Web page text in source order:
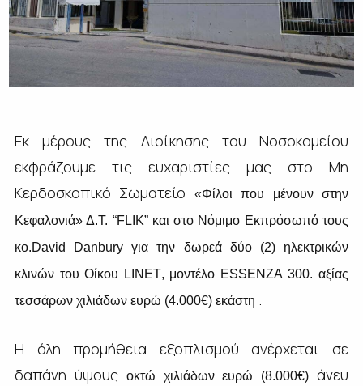
Εκ μέρους της Διοίκησης του Νοσοκομείου
εκφράζουμε τις ευχαριστίες μας στο Μη
Κερδοσκοπικό Σωματείο
«Φίλοι που μένουν στην
Κεφαλονιά» Δ.Τ. “FLIK” και στο Νόμιμο Εκπρόσωπό τους
κο.David Danbury για την δωρεά δύο (2) ηλεκτρικών
κλινών του Οίκου
LINET, μοντέλο ESSENZA 300. αξίας
τεσσάρων χιλιάδων ευρώ (4.000€) εκάστη .
Η όλη προμήθεια εξοπλισμού ανέρχεται σε
δαπάνη ύψους οκτώ χιλιάδων ευρώ (8.000€)
άνευ